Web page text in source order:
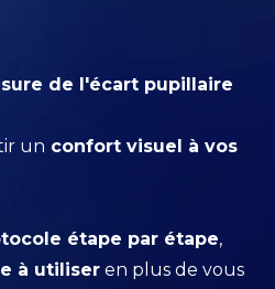
de l'écart pupillaire
un confort visuel à vos
étape par étape,
à utiliser en plus de vous